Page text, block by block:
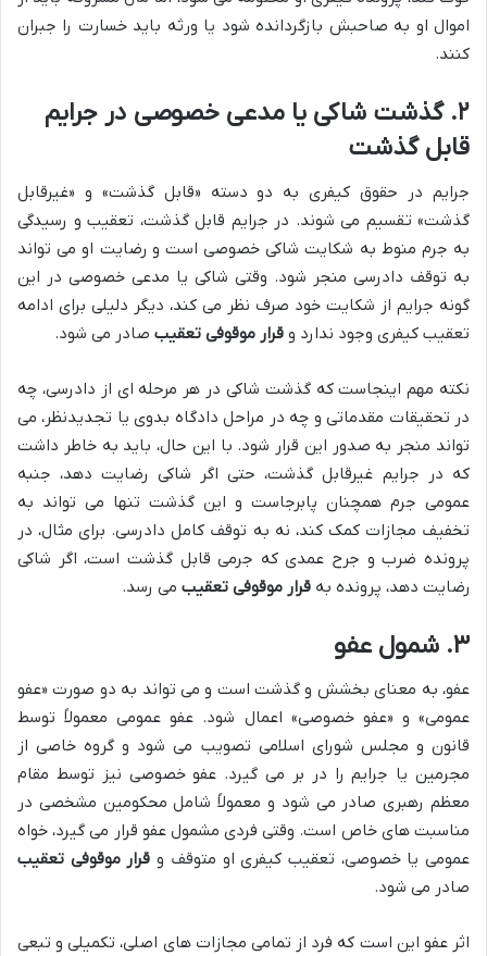
اموال او به صاحبش بازگردانده شود یا ورثه باید خسارت را جبران
کنند.
۲. گذشت شاکی یا مدعی خصوصی در جرایم
قابل گذشت
جرایم در حقوق کیفری به دو دسته «قابل گذشت» و «غیرقابل
گذشت» تقسیم می شوند. در جرایم قابل گذشت، تعقیب و رسیدگی
به جرم منوط به شکایت شاکی خصوصی است و رضایت او می تواند
به توقف دادرسی منجر شود. وقتی شاکی یا مدعی خصوصی در این
گونه جرایم از شکایت خود صرف نظر می کند، دیگر دلیلی برای ادامه
تعقیب کیفری وجود ندارد و قرار موقوفی تعقیب صادر می شود.
نکته مهم اینجاست که گذشت شاکی در هر مرحله ای از دادرسی، چه
در تحقیقات مقدماتی و چه در مراحل دادگاه بدوی یا تجدیدنظر، می
تواند منجر به صدور این قرار شود. با این حال، باید به خاطر داشت
که در جرایم غیرقابل گذشت، حتی اگر شاکی رضایت دهد، جنبه
عمومی جرم همچنان پابرجاست و این گذشت تنها می تواند به
تخفیف مجازات کمک کند، نه به توقف کامل دادرسی. برای مثال، در
پرونده ضرب و جرح عمدی که جرمی قابل گذشت است، اگر شاکی
رضایت دهد، پرونده به قرار موقوفی تعقیب می رسد.
۳. شمول عفو
عفو، به معنای بخشش و گذشت است و می تواند به دو صورت «عفو
عمومی» و «عفو خصوصی» اعمال شود. عفو عمومی معمولاً توسط
قانون و مجلس شورای اسلامی تصویب می شود و گروه خاصی از
مجرمین یا جرایم را در بر می گیرد. عفو خصوصی نیز توسط مقام
معظم رهبری صادر می شود و معمولاً شامل محکومین مشخصی در
مناسبت های خاص است. وقتی فردی مشمول عفو قرار می گیرد، خواه
عمومی یا خصوصی، تعقیب کیفری او متوقف و قرار موقوفی تعقیب
صادر می شود.
اثر عفو این است که فرد از تمامی مجازات های اصلی، تکمیلی و تبعی